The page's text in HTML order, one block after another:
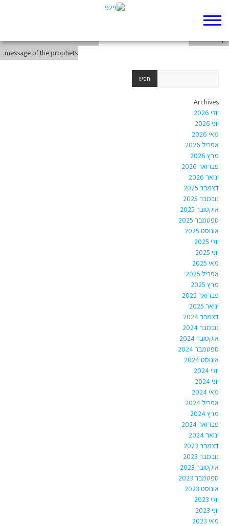
האם משתלם לייצר אמון ציבורי באמצעות הסתה?
message of the prophets.
Archives
יולי 2026
יוני 2026
מאי 2026
אפריל 2026
מרץ 2026
פברואר 2026
ינואר 2026
דצמבר 2025
נובמבר 2025
אוקטובר 2025
ספטמבר 2025
אוגוסט 2025
יולי 2025
יוני 2025
מאי 2025
אפריל 2025
מרץ 2025
פברואר 2025
ינואר 2025
דצמבר 2024
נובמבר 2024
אוקטובר 2024
ספטמבר 2024
אוגוסט 2024
יולי 2024
יוני 2024
מאי 2024
אפריל 2024
מרץ 2024
פברואר 2024
ינואר 2024
דצמבר 2023
נובמבר 2023
אוקטובר 2023
ספטמבר 2023
אוגוסט 2023
יולי 2023
יוני 2023
מאי 2023